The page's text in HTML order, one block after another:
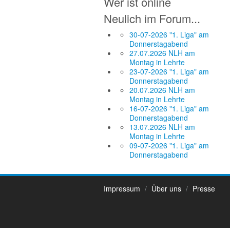
Neulich im Forum...
30-07-2026 "1. Liga" am
Donnerstagabend
27.07.2026 NLH am
Montag in Lehrte
23-07-2026 "1. Liga" am
Donnerstagabend
20.07.2026 NLH am
Montag in Lehrte
16-07-2026 "1. Liga" am
Donnerstagabend
13.07.2026 NLH am
Montag in Lehrte
09-07-2026 "1. Liga" am
Donnerstagabend
Impressum Über uns Presse